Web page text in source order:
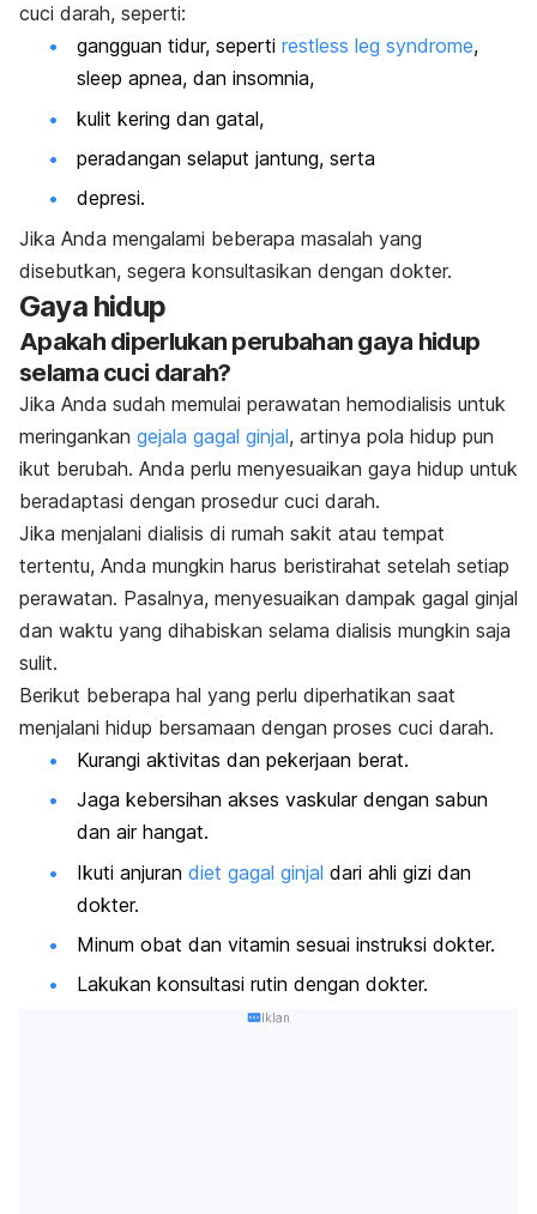
cuci darah, seperti:
gangguan tidur, seperti restless leg syndrome,
sleep apnea, dan insomnia,
kulit kering dan gatal,
peradangan selaput jantung, serta
depresi.
Jika Anda mengalami beberapa masalah yang
disebutkan, segera konsultasikan dengan dokter.
Gaya hidup
Apakah diperlukan perubahan gaya hidup
selama cuci darah?
Jika Anda sudah memulai perawatan hemodialisis untuk
meringankan gejala gagal ginjal, artinya pola hidup pun
ikut berubah. Anda perlu menyesuaikan gaya hidup untuk
beradaptasi dengan prosedur cuci darah.
Jika menjalani dialisis di rumah sakit atau tempat
tertentu, Anda mungkin harus beristirahat setelah setiap
perawatan. Pasalnya, menyesuaikan dampak gagal ginjal
dan waktu yang dihabiskan selama dialisis mungkin saja
sulit.
Berikut beberapa hal yang perlu diperhatikan saat
menjalani hidup bersamaan dengan proses cuci darah.
Kurangi aktivitas dan pekerjaan berat.
Jaga kebersihan akses vaskular dengan sabun
dan air hangat.
Ikuti anjuran diet gagal ginjal dari ahli gizi dan
dokter.
Minum obat dan vitamin sesuai instruksi dokter.
Lakukan konsultasi rutin dengan dokter.
Iklan